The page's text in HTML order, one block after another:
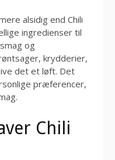
alsidig end Chili
ingredienser til
og
krydderier,
det et løft. Det
præferencer,
Chili